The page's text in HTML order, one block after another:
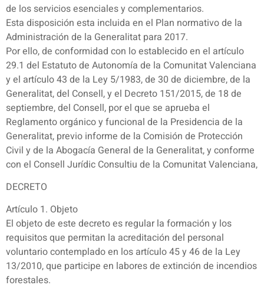
de los servicios esenciales y complementarios.
Esta disposición esta incluida en el Plan normativo de la
Administración de la Generalitat para 2017.
Por ello, de conformidad con lo establecido en el artículo
29.1 del Estatuto de Autonomía de la Comunitat Valenciana
y el artículo 43 de la Ley 5/1983, de 30 de diciembre, de la
Generalitat, del Consell, y el Decreto 151/2015, de 18 de
septiembre, del Consell, por el que se aprueba el
Reglamento orgánico y funcional de la Presidencia de la
Generalitat, previo informe de la Comisión de Protección
Civil y de la Abogacía General de la Generalitat, y conforme
con el Consell Jurídic Consultiu de la Comunitat Valenciana,
DECRETO
Artículo 1. Objeto
El objeto de este decreto es regular la formación y los
requisitos que permitan la acreditación del personal
voluntario contemplado en los artículo 45 y 46 de la Ley
13/2010, que participe en labores de extinción de incendios
forestales.